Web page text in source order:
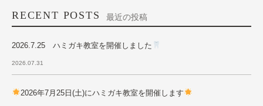
RECENT POSTS 最近の投稿
2026.7.25 ハミガキ教室を開催しました
2026.07.31
2026年7月25日(土)にハミガキ教室を開催します